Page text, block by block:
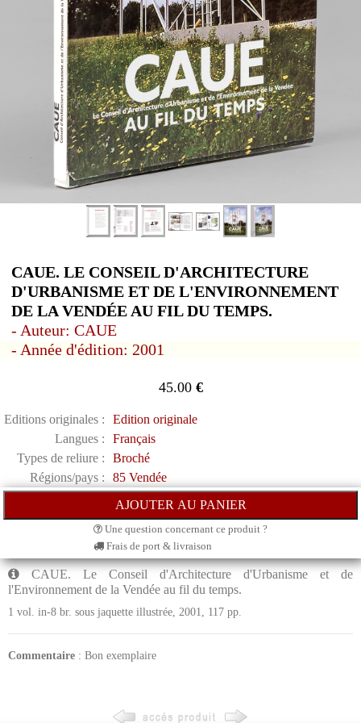
CAUE. LE CONSEIL D'ARCHITECTURE
D'URBANISME ET DE L'ENVIRONNEMENT
DE LA VENDÉE AU FIL DU TEMPS.
- Auteur: CAUE
- Année d'édition: 2001
45.00€
Editions originales :
Edition originale
Langues :
Français
Types de reliure :
Broché
Régions/pays :
85 Vendée
Une question concernant ce produit ?
Frais de port & livraison
CAUE. Le Conseil d'Architecture d'Urbanisme et de
l'Environnement de la Vendée au fil du temps.
1 vol. in-8 br. sous jaquette illustrée, 2001, 117 pp.
Commentaire : Bon exemplaire